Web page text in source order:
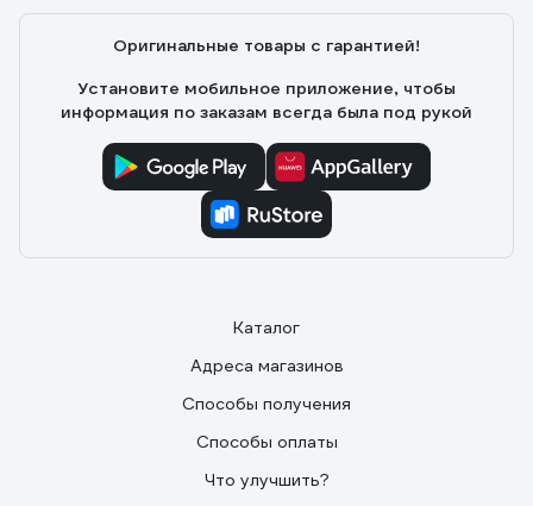
Оригинальные товары с гарантией!
Установите мобильное приложение, чтобы
информация по заказам всегда была под рукой
Каталог
Адреса магазинов
Способы получения
Способы оплаты
Что улучшить?